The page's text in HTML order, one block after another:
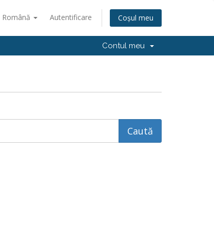
Română Autentificare Coșul meu
Contul meu